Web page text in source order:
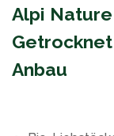
Alpi
Anbau